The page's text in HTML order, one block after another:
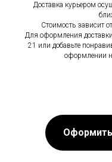
Доставка курьером
Стоимость зависит
Для оформления
21 или добавьте
оформлении